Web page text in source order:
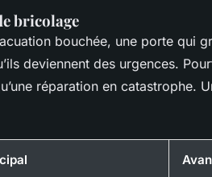
bricolage
bouchée, une porte qui
deviennent des urgences.
réparation en catastrophe.